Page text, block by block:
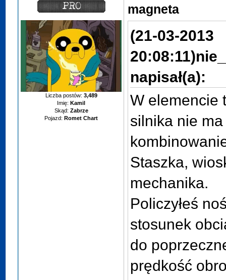
Liczba postów: 3,489
Imię: Kamil
Skąd: Zabrze
Pojazd: Romet Chart
magneta
(21-03-2013
20:08:11)
napisał(a):
W elemencie
silnika nie
Staszka,
mechanika.
Policzyłeś
stosunek
do
prędkość